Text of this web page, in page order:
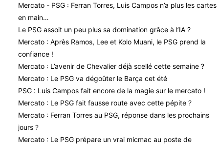
Mercato - PSG : Ferran Torres, Luis Campos n’a plus les cartes
en main…
Le PSG assoit un peu plus sa domination grâce à l’IA ?
Mercato : Après Ramos, Lee et Kolo Muani, le PSG prend la
confiance !
Mercato : L’avenir de Chevalier déjà scellé cette semaine ?
Mercato : Le PSG va dégoûter le Barça cet été
PSG : Luis Campos fait encore de la magie sur le mercato !
Mercato : Le PSG fait fausse route avec cette pépite ?
Mercato : Ferran Torres au PSG, réponse dans les prochains
jours ?
Mercato : Le PSG prépare un vrai micmac au poste de